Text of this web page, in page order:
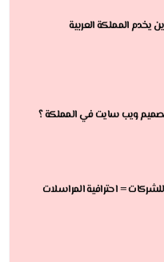
يخدم المملكة العربية
ويب سايت في المملكة ؟
= احترافية المراسلات